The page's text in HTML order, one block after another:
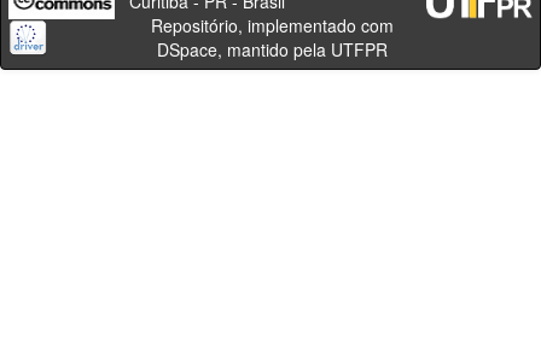
Repositório, implementado com
DSpace, mantido pela UTFPR